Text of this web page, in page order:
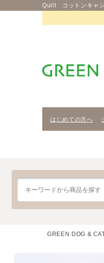
Quilt コットンキャン
はじめての方へ
GREEN DOG &